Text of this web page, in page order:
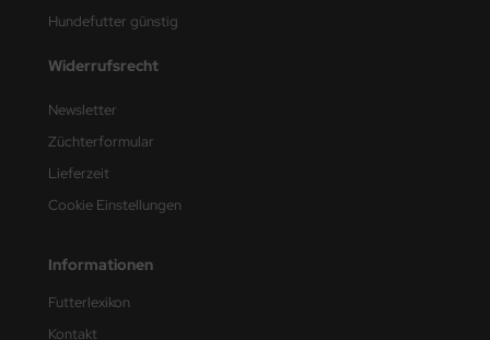
Hundefutter günstig
Widerrufsrecht
Newsletter
Züchterformular
Lieferzeit
Cookie Einstellungen
Informationen
Futterlexikon
Kontakt